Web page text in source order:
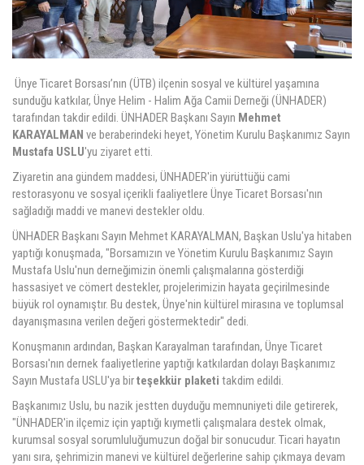
Ünye Ticaret Borsası’nın (ÜTB) ilçenin sosyal ve kültürel yaşamına
sunduğu katkılar, Ünye Helim - Halim Ağa Camii Derneği (ÜNHADER)
tarafından takdir edildi. ÜNHADER Başkanı Sayın Mehmet
KARAYALMAN ve beraberindeki heyet, Yönetim Kurulu Başkanımız Sayın
Mustafa USLU'yu ziyaret etti.
Ziyaretin ana gündem maddesi, ÜNHADER'in yürüttüğü cami
restorasyonu ve sosyal içerikli faaliyetlere Ünye Ticaret Borsası'nın
sağladığı maddi ve manevi destekler oldu.
ÜNHADER Başkanı Sayın Mehmet KARAYALMAN, Başkan Uslu'ya hitaben
yaptığı konuşmada, "Borsamızın ve Yönetim Kurulu Başkanımız Sayın
Mustafa Uslu'nun derneğimizin önemli çalışmalarına gösterdiği
hassasiyet ve cömert destekler, projelerimizin hayata geçirilmesinde
büyük rol oynamıştır. Bu destek, Ünye'nin kültürel mirasına ve toplumsal
dayanışmasına verilen değeri göstermektedir" dedi.
Konuşmanın ardından, Başkan Karayalman tarafından, Ünye Ticaret
Borsası'nın dernek faaliyetlerine yaptığı katkılardan dolayı Başkanımız
Sayın Mustafa USLU'ya birteşekkür plaketi takdim edildi.
Başkanımız Uslu, bu nazik jestten duyduğu memnuniyeti dile getirerek,
"ÜNHADER'in ilçemiz için yaptığı kıymetli çalışmalara destek olmak,
kurumsal sosyal sorumluluğumuzun doğal bir sonucudur. Ticari hayatın
yanı sıra, şehrimizin manevi ve kültürel değerlerine sahip çıkmaya devam